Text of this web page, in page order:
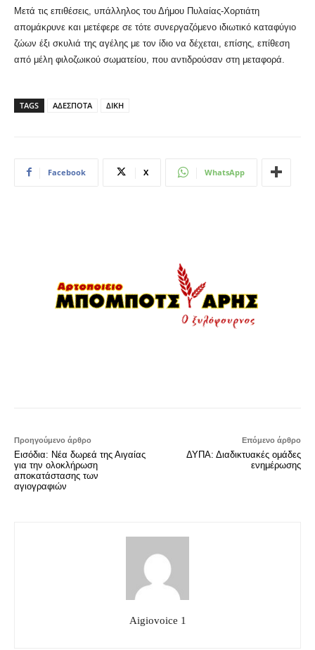
Μετά τις επιθέσεις, υπάλληλος του Δήμου Πυλαίας-Χορτιάτη
απομάκρυνε και μετέφερε σε τότε συνεργαζόμενο ιδιωτικό καταφύγιο
ζώων έξι σκυλιά της αγέλης με τον ίδιο να δέχεται, επίσης, επίθεση
από μέλη φιλοζωικού σωματείου, που αντιδρούσαν στη μεταφορά.
TAGS ΑΔΕΣΠΟΤΑ ΔΙΚΗ
Facebook X WhatsApp
Προηγούμενο άρθρο
Εισόδια: Νέα δωρεά της Αιγαίας
για την ολοκλήρωση
αποκατάστασης των
αγιογραφιών
Επόμενο άρθρο
ΔΥΠΑ: Διαδικτυακές ομάδες
ενημέρωσης
Aigiovoice 1